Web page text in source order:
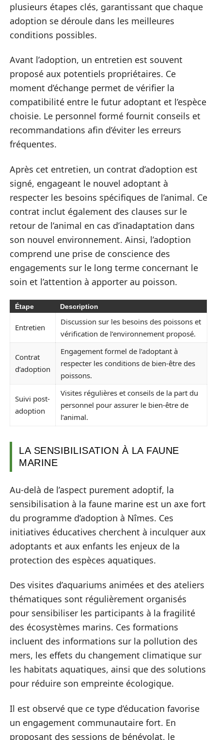
plusieurs étapes clés, garantissant que chaque
adoption se déroule dans les meilleures
conditions possibles.
Avant l’adoption, un entretien est souvent
proposé aux potentiels propriétaires. Ce
moment d’échange permet de vérifier la
compatibilité entre le futur adoptant et l’espèce
choisie. Le personnel formé fournit conseils et
recommandations afin d’éviter les erreurs
fréquentes.
Après cet entretien, un contrat d’adoption est
signé, engageant le nouvel adoptant à
respecter les besoins spécifiques de l’animal. Ce
contrat inclut également des clauses sur le
retour de l’animal en cas d’inadaptation dans
son nouvel environnement. Ainsi, l’adoption
comprend une prise de conscience des
engagements sur le long terme concernant le
soin et l’attention à apporter au poisson.
Étape Description
Entretien
Discussion sur les besoins des poissons et
vérification de l’environnement proposé.
Contrat
d’adoption
Engagement formel de l’adoptant à
respecter les conditions de bien-être des
poissons.
Suivi post-
adoption
Visites régulières et conseils de la part du
personnel pour assurer le bien-être de
l’animal.
LA SENSIBILISATION À LA FAUNE
MARINE
Au-delà de l’aspect purement adoptif, la
sensibilisation à la faune marine est un axe fort
du programme d’adoption à Nîmes. Ces
initiatives éducatives cherchent à inculquer aux
adoptants et aux enfants les enjeux de la
protection des espèces aquatiques.
Des visites d’aquariums animées et des ateliers
thématiques sont régulièrement organisés
pour sensibiliser les participants à la fragilité
des écosystèmes marins. Ces formations
incluent des informations sur la pollution des
mers, les effets du changement climatique sur
les habitats aquatiques, ainsi que des solutions
pour réduire son empreinte écologique.
Il est observé que ce type d’éducation favorise
un engagement communautaire fort. En
proposant des sessions de bénévolat, le